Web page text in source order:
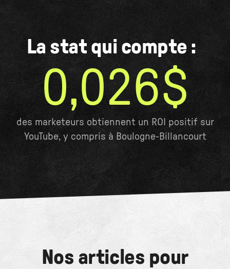
La stat qui compte :
0,026$
des marketeurs obtiennent un ROI positif sur
YouTube, y compris à Boulogne-Billancourt
Nos articles pour